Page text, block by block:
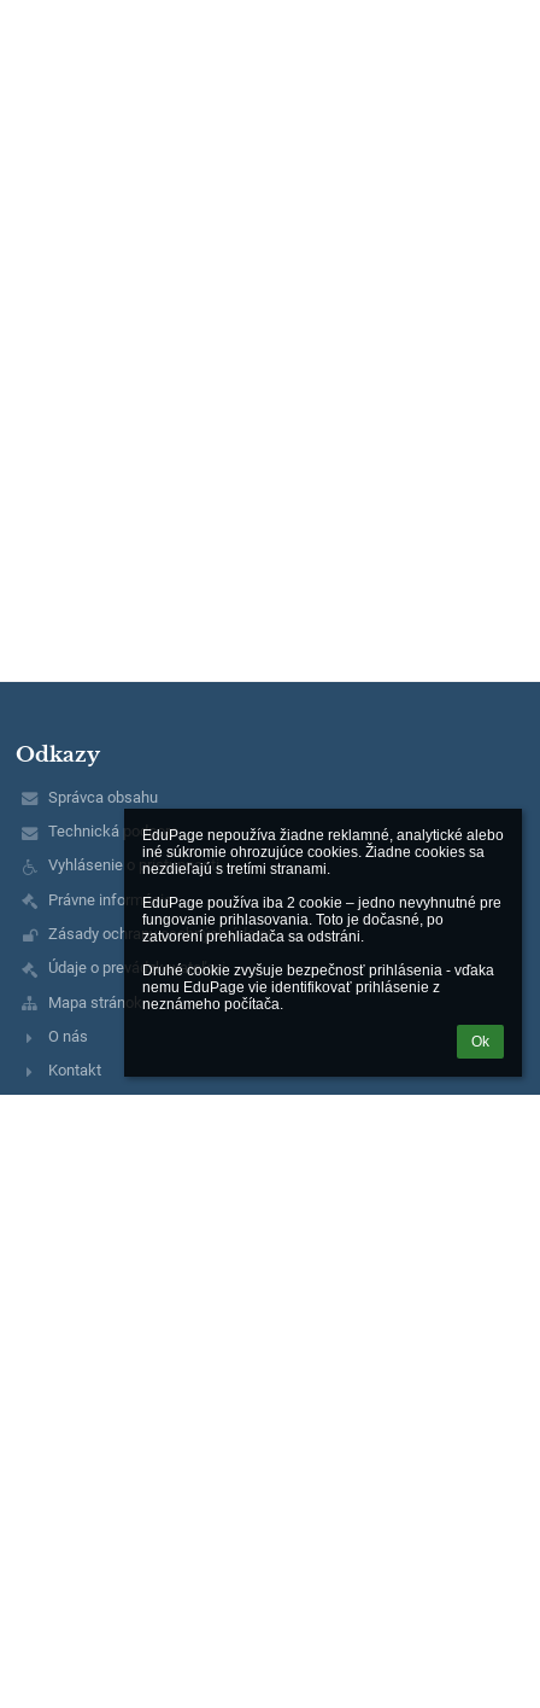
EduPage nepoužíva žiadne reklamné, analytické alebo
iné súkromie ohrozujúce cookies. Žiadne cookies sa
nezdieľajú s tretími stranami.
EduPage používa iba 2 cookie – jedno nevyhnutné pre
fungovanie prihlasovania. Toto je dočasné, po
zatvorení prehliadača sa odstráni.
Druhé cookie zvyšuje bezpečnosť prihlásenia - vďaka
nemu EduPage vie identifikovať prihlásenie z
neznámeho počítača.
Ok
Odkazy
Správca obsahu
Technická podpora
Vyhlásenie o prístupnosti
Právne informácie
Zásady ochrany osobných údajov
Údaje o prevádzkovateľovi
Mapa stránok
O nás
Kontakt